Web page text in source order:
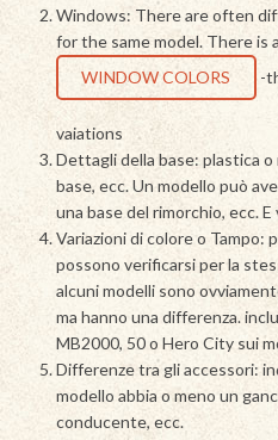
Windows: There are often
for the same model. There is
WINDOW COLORS
-
vaiations
Dettagli della base: plastica
base, ecc. Un modello può
una base del rimorchio, ecc.
Variazioni di colore o Tampo:
possono verificarsi per la
alcuni modelli sono
ma hanno una differenza.
MB2000, 50 o Hero City sui
Differenze tra gli accessori:
modello abbia o meno un
conducente, ecc.